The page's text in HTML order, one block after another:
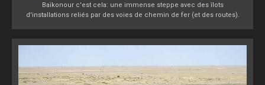
Baïkonour c'est cela: une immense steppe avec des îlots
d'installations reliés par des voies de chemin de fer (et des routes).